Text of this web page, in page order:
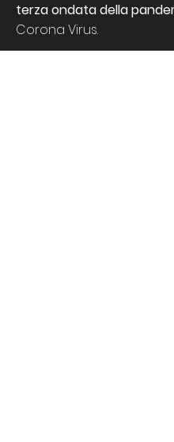
terza ondata della
Corona Virus.